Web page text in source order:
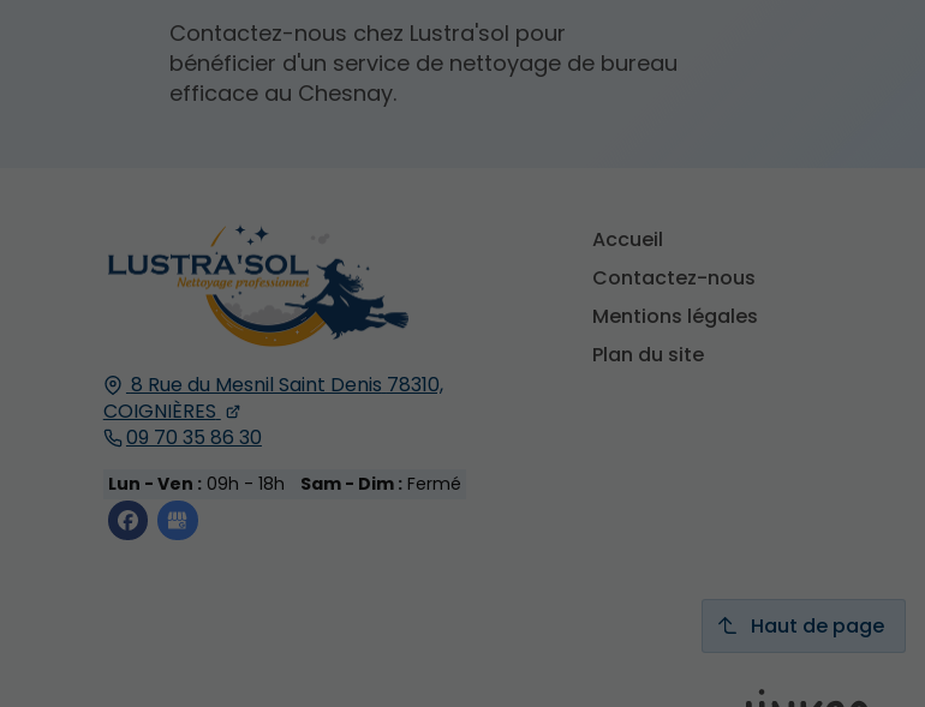
Contactez-nous chez Lustra'sol pour
bénéficier d'un service de nettoyage de bureau
efficace au Chesnay.
8 Rue du Mesnil Saint Denis 78310,
COIGNIÈRES
09 70 35 86 30
Lun - Ven : 09h - 18h Sam - Dim :Fermé
Accueil
Contactez-nous
Mentions légales
Plan du site
Haut de page